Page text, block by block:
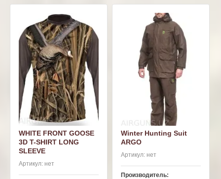
WHITE FRONT GOOSE
3D T-SHIRT LONG
SLEEVE
Артикул: нет
Winter Hunting Suit
ARGO
Артикул:нет
Производитель: